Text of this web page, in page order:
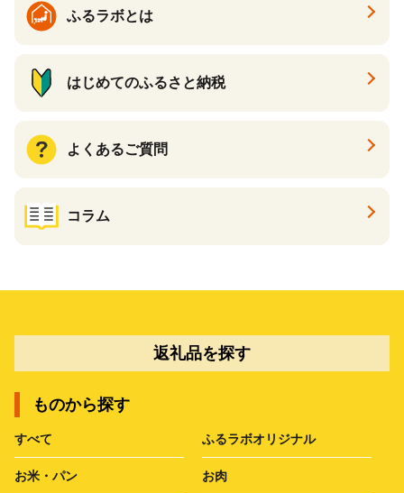
ふるラボとは
はじめてのふるさと納税
よくあるご質問
コラム
返礼品を探す
ものから探す
すべて ふるラボオリジナル
お米・パン お肉